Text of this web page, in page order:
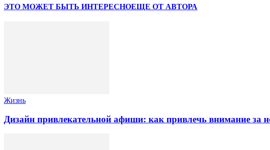
ЭТО МОЖЕТ БЫТЬ ИНТЕРЕСНОЕЩЕ ОТ АВТОРА
Жизнь
Дизайн привлекательной афиши: как привлечь внимание за